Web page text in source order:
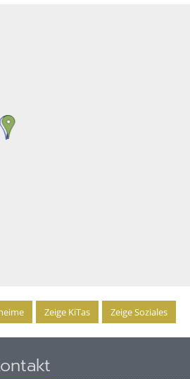
Zeige KiTas Zeige Soziales